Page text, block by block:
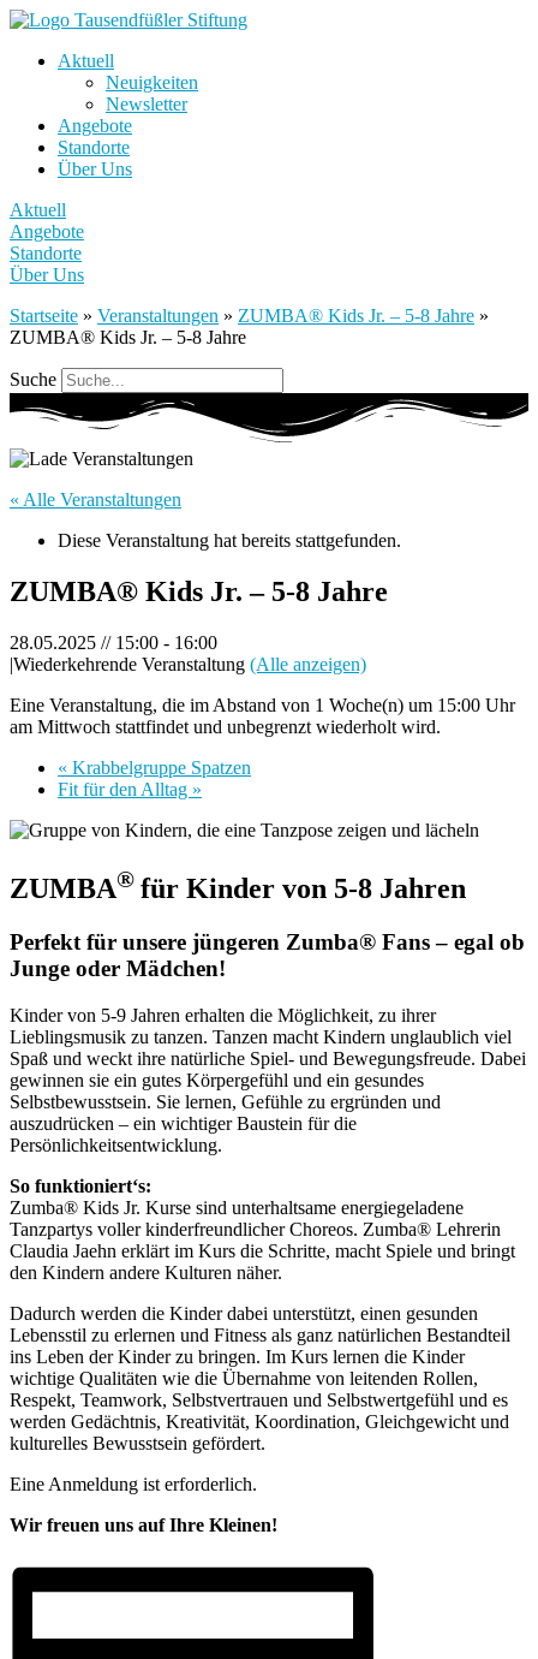
Aktuell
Neuigkeiten
Newsletter
Angebote
Standorte
Über Uns
Aktuell
Angebote
Standorte
Über Uns
Startseite » Veranstaltungen » ZUMBA® Kids Jr. – 5-8 Jahre »
ZUMBA® Kids Jr. – 5-8 Jahre
Suche
« Alle Veranstaltungen
Diese Veranstaltung hat bereits stattgefunden.
ZUMBA® Kids Jr. – 5-8 Jahre
28.05.2025 // 15:00 - 16:00
|Wiederkehrende Veranstaltung (Alle anzeigen)
Eine Veranstaltung, die im Abstand von 1 Woche(n) um 15:00 Uhr
am Mittwoch stattfindet und unbegrenzt wiederholt wird.
« Krabbelgruppe Spatzen
Fit für den Alltag »
ZUMBA® für Kinder von 5-8 Jahren
Perfekt für unsere jüngeren Zumba® Fans – egal ob
Junge oder Mädchen!
Kinder von 5-9 Jahren erhalten die Möglichkeit, zu ihrer
Lieblingsmusik zu tanzen. Tanzen macht Kindern unglaublich viel
Spaß und weckt ihre natürliche Spiel- und Bewegungsfreude. Dabei
gewinnen sie ein gutes Körpergefühl und ein gesundes
Selbstbewusstsein. Sie lernen, Gefühle zu ergründen und
auszudrücken – ein wichtiger Baustein für die
Persönlichkeitsentwicklung.
So funktioniert‘s:
Zumba® Kids Jr. Kurse sind unterhaltsame energiegeladene
Tanzpartys voller kinderfreundlicher Choreos. Zumba® Lehrerin
Claudia Jaehn erklärt im Kurs die Schritte, macht Spiele und bringt
den Kindern andere Kulturen näher.
Dadurch werden die Kinder dabei unterstützt, einen gesunden
Lebensstil zu erlernen und Fitness als ganz natürlichen Bestandteil
ins Leben der Kinder zu bringen. Im Kurs lernen die Kinder
wichtige Qualitäten wie die Übernahme von leitenden Rollen,
Respekt, Teamwork, Selbstvertrauen und Selbstwertgefühl und es
werden Gedächtnis, Kreativität, Koordination, Gleichgewicht und
kulturelles Bewusstsein gefördert.
Eine Anmeldung ist erforderlich.
Wir freuen uns auf Ihre Kleinen!